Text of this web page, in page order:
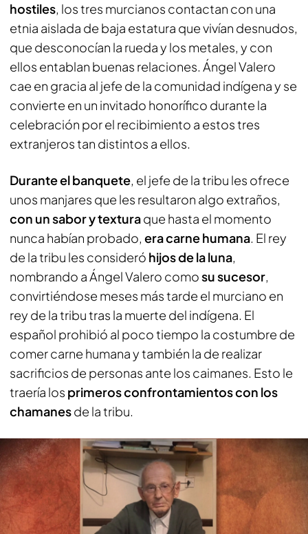
hostiles, los tres murcianos contactan con una
etnia aislada de baja estatura que vivían desnudos,
que desconocían la rueda y los metales, y con
ellos entablan buenas relaciones. Ángel Valero
cae en gracia al jefe de la comunidad indígena y se
convierte en un invitado honorífico durante la
celebración por el recibimiento a estos tres
extranjeros tan distintos a ellos.
Durante el banquete, el jefe de la tribu les ofrece
unos manjares que les resultaron algo extraños,
con un sabor y texturaque hasta el momento
nunca habían probado, era carne humana. El rey
de la tribu les consideró hijos de la luna,
nombrando a Ángel Valero comosu sucesor,
convirtiéndose meses más tarde el murciano en
rey de la tribu tras la muerte del indígena. El
español prohibió al poco tiempo la costumbre de
comer carne humana y también la de realizar
sacrificios de personas ante los caimanes. Esto le
traería los primeros confrontamientoscon los
chamanesde la tribu.